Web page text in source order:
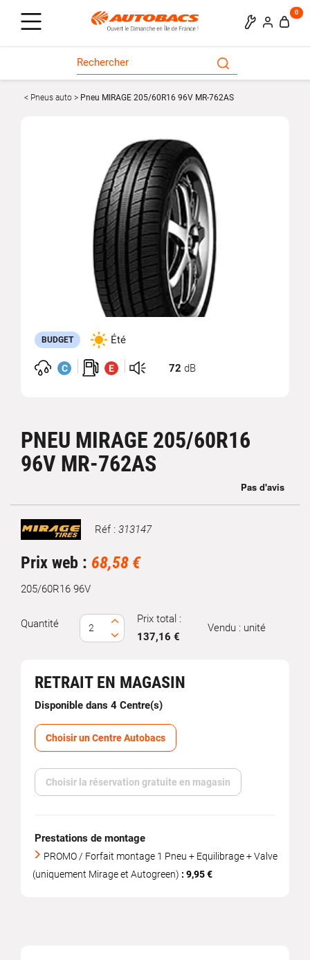
0
Pneus auto Pneu MIRAGE 205/60R16 96V MR-762AS
PNEU MIRAGE 205/60R16
96V MR-762AS
BUDGET Été
C E 72 dB
Marque Réf : 313147
Prix web : 68,58 €
205/60R16 96V
Quantité
Prix total :
137,16 €
Vendu : unité
RETRAIT EN MAGASIN
Disponible dans 4 Centre(s)
Choisir un Centre Autobacs
Choisir la réservation gratuite en magasin
Prestations de montage
PROMO / Forfait montage 1 Pneu + Equilibrage + Valve
(uniquement Mirage et Autogreen) : 9,95 €